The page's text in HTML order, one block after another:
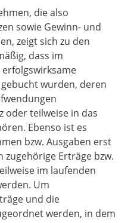
die also
sowie Gewinn- und
zeigt sich zu den
dass im
wurden, deren
oder teilweise in das
Ebenso ist es
bzw. Ausgaben erst
zugehörige Erträge bzw.
im laufenden
Um
und die
werden, in dem